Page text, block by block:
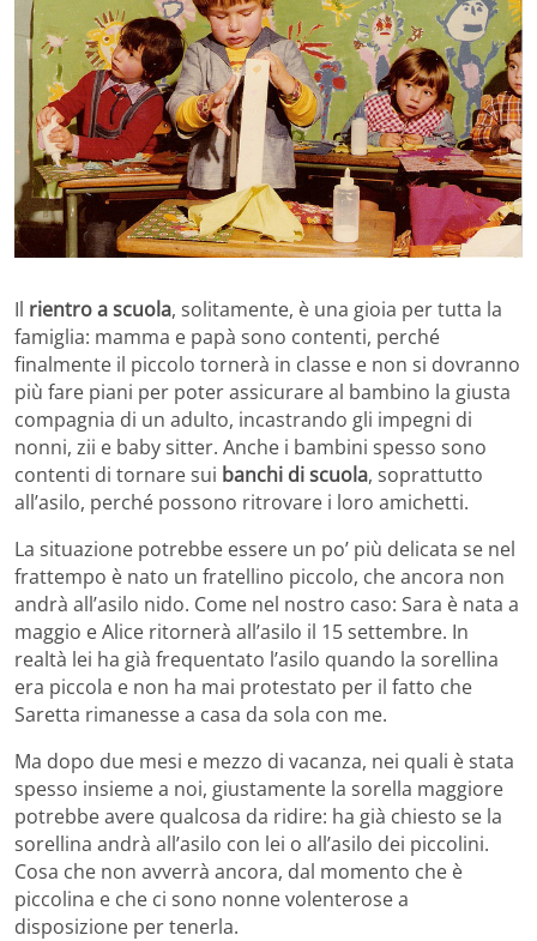
Il rientro a scuola, solitamente, è una gioia per tutta la
famiglia: mamma e papà sono contenti, perché
finalmente il piccolo tornerà in classe e non si dovranno
più fare piani per poter assicurare al bambino la giusta
compagnia di un adulto, incastrando gli impegni di
nonni, zii e baby sitter. Anche i bambini spesso sono
contenti di tornare sui banchi di scuola, soprattutto
all’asilo, perché possono ritrovare i loro amichetti.
La situazione potrebbe essere un po’ più delicata se nel
frattempo è nato un fratellino piccolo, che ancora non
andrà all’asilo nido. Come nel nostro caso: Sara è nata a
maggio e Alice ritornerà all’asilo il 15 settembre. In
realtà lei ha già frequentato l’asilo quando la sorellina
era piccola e non ha mai protestato per il fatto che
Saretta rimanesse a casa da sola con me.
Ma dopo due mesi e mezzo di vacanza, nei quali è stata
spesso insieme a noi, giustamente la sorella maggiore
potrebbe avere qualcosa da ridire: ha già chiesto se la
sorellina andrà all’asilo con lei o all’asilo dei piccolini.
Cosa che non avverrà ancora, dal momento che è
piccolina e che ci sono nonne volenterose a
disposizione per tenerla.